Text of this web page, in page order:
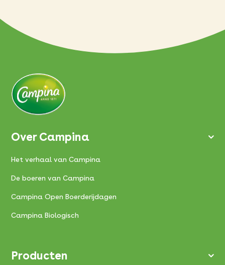
Over Campina
Het verhaal van Campina
De boeren van Campina
Campina Open Boerderijdagen
Campina Biologisch
Producten